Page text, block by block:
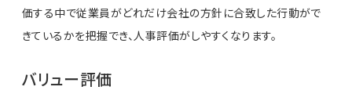
価する中で従業員がどれだけ会社の方針に合致した行動がで
きているかを把握でき、人事評価がしやすくなります。
バリュー評価